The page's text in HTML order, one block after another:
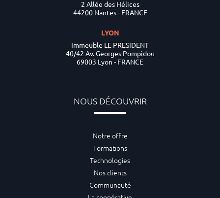
2 Allée des Hélices
44200 Nantes - FRANCE
LYON
Immeuble LE PRESIDENT
40/42 Av. Georges Pompidou
69003 Lyon - FRANCE
NOUS DÉCOUVRIR
Notre offre
Formations
Technologies
Nos clients
Communauté